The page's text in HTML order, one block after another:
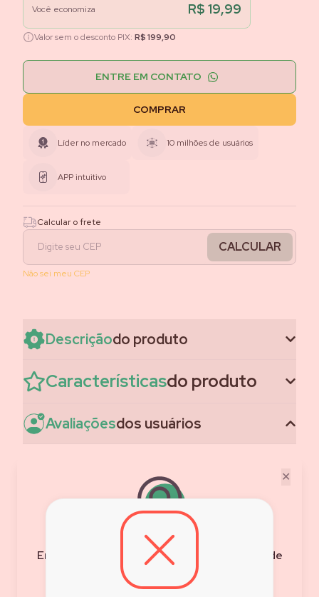
✕
Encontre as melhores ofertas e condições de
frete para sua região
Você economiza R$ 19,99
Valor sem o desconto PIX: R$ 199,90
ENTRE EM CONTATO
COMPRAR
Líder no mercado 10 milhões de usuários
APP intuitivo
Calcular o frete
CALCULAR
Não sei meu CEP
Descriçãodo produto
Característicasdo produto
Avaliaçõesdos usuários
0.0 Nota do Produto
avaliações
Filtrar Avaliações